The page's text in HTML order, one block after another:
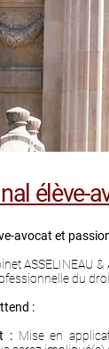
élève-
avocat et
ASSELINEAU
du
:
: Mise en